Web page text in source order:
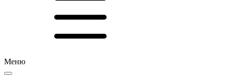
Меню